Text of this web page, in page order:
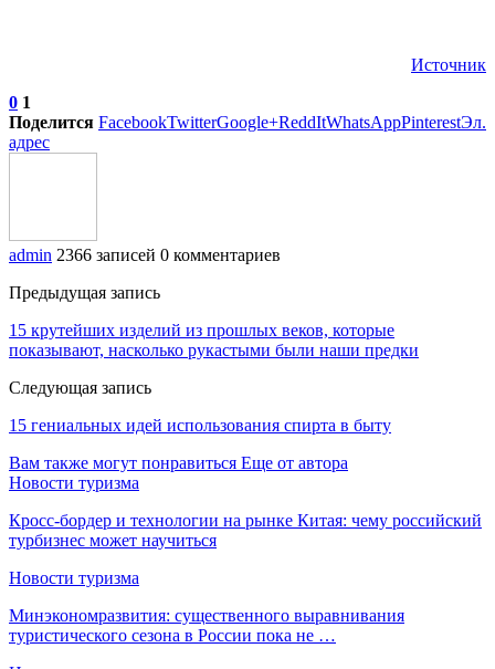
Источник
0 1
Поделится FacebookTwitterGoogle+ReddItWhatsAppPinterestЭл.
адрес
admin 2366 записей 0 комментариев
Предыдущая запись
15 крутейших изделий из прошлых веков, которые
показывают, насколько рукастыми были наши предки
Следующая запись
15 гениальных идей использования спирта в быту
Вам также могут понравиться Еще от автора
Новости туризма
Кросс-бордер и технологии на рынке Китая: чему российский
турбизнес может научиться
Новости туризма
Минэкономразвития: существенного выравнивания
туристического сезона в России пока не …